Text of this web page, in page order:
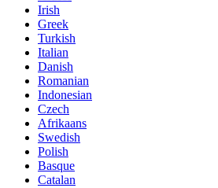
Irish
Greek
Turkish
Italian
Danish
Romanian
Indonesian
Czech
Afrikaans
Swedish
Polish
Basque
Catalan